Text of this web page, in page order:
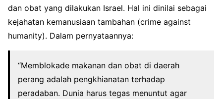
dan obat yang dilakukan Israel. Hal ini dinilai sebagai
kejahatan kemanusiaan tambahan (crime against
humanity). Dalam pernyataannya:
“Memblokade makanan dan obat di daerah
perang adalah pengkhianatan terhadap
peradaban. Dunia harus tegas menuntut agar